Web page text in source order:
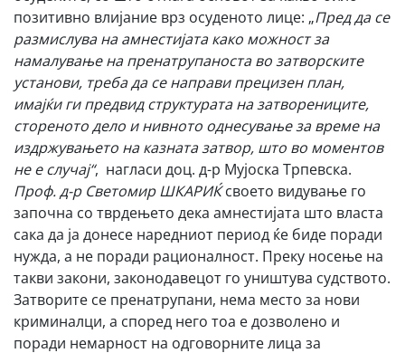
позитивно влијание врз осуденото лице: „Пред да се
размислува на амнестијата како можност за
намалување на пренатрупаноста во затворските
установи, треба да се направи прецизен план,
имајќи ги предвид структурата на затворениците,
стореното дело и нивното однесување за време на
издржувањето на казната затвор, што во моментов
не е случај“, нагласи доц. д-р Мујоска Трпевска.
Проф. д-р Светомир ШКАРИЌсвоето видување го
започна со тврдењето дека амнестијата што власта
сака да ја донесе наредниот период ќе биде поради
нужда, а не поради рационалност. Преку носење на
такви закони, законодавецот го уништува судството.
Затворите се пренатрупани, нема место за нови
криминалци, а според него тоа е дозволено и
поради немарност на одговорните лица за